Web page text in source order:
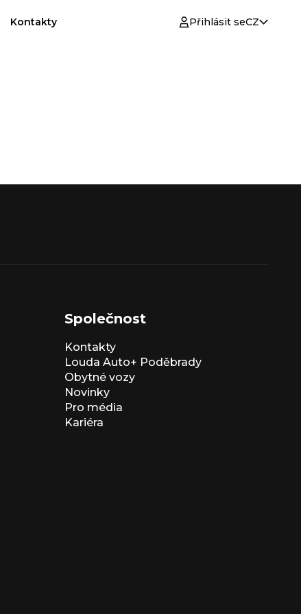
Kontakty Přihlásit seCZ
Společnost
Kontakty
Louda Auto+ Poděbrady
Obytné vozy
Novinky
Pro média
Kariéra